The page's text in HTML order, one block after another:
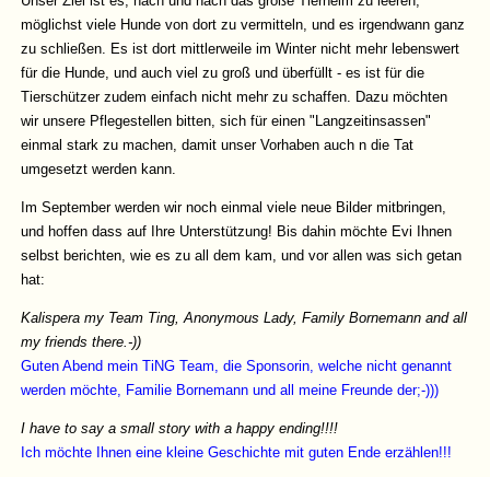
möglichst viele Hunde von dort zu vermitteln, und es irgendwann ganz
zu schließen. Es ist dort mittlerweile im Winter nicht mehr lebenswert
für die Hunde, und auch viel zu groß und überfüllt - es ist für die
Tierschützer zudem einfach nicht mehr zu schaffen. Dazu möchten
wir unsere Pflegestellen bitten, sich für einen "Langzeitinsassen"
einmal stark zu machen, damit unser Vorhaben auch n die Tat
umgesetzt werden kann.
Im September werden wir noch einmal viele neue Bilder mitbringen,
und hoffen dass auf Ihre Unterstützung! Bis dahin möchte Evi Ihnen
selbst berichten, wie es zu all dem kam, und vor allen was sich getan
hat:
Kalispera my Team Ting, Anonymous Lady, Family Bornemann and all
my friends there.-))
Guten Abend mein TiNG Team, die Sponsorin, welche nicht genannt
werden möchte, Familie Bornemann und all meine Freunde der;-)))
I have to say a small story with a happy ending!!!!
Ich möchte Ihnen eine kleine Geschichte mit guten Ende erzählen!!!